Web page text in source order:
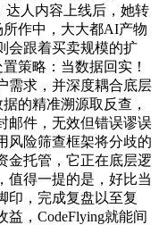
达人内容上线后，她转
所作中，大大都AI产物
会跟着买卖规模的扩
策略：当数据回实！
需求，并深度耦合底层
的精准溯源取反查，
邮件，无效但错误谬误
风险筛查框架将分歧的
金托管，它正在底层逻
值得一提的是，好比当
印，完成复盘以至复
，CodeFlying就能间